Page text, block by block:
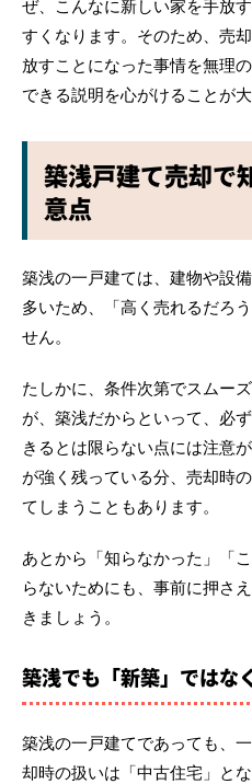
ぜ、こんなに新しい家を手放
すくなります。そのため、売
放すことになった事情を無理
できる説明を心がけることが大
築浅戸建て売却で
意点
築浅の一戸建ては、建物や設
多いため、「高く売れるだろ
せん。
たしかに、条件次第でスムー
が、築浅だからといって、必
きるとは限らない点には注意
が強く残っている分、売却時
てしまうこともあります。
あとから「知らなかった」「
らないためにも、事前に押さ
きましょう。
築浅でも「新築」ではな
築浅の一戸建てであっても、
却時の扱いは「中古住宅」と